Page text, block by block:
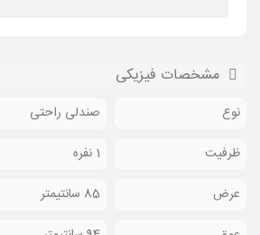
مشخصات فیزیکی
نوع
صندلی راحتی
ظرفیت
1 نفره
عرض
85 سانتیمتر